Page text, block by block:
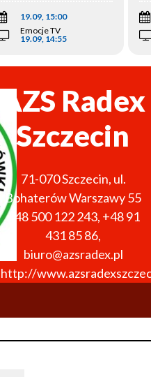
19.09, 15:00
Emocje TV
19.09, 14:55
AZS Radex
Szczecin
71-070Szczecin, ul.
Bohaterów Warszawy 55
+48 500 122 243, +48 91
431 85 86,
biuro@azsradex.pl
http://